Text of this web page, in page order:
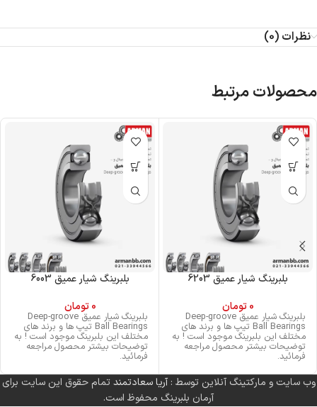
نظرات (0)
محصولات مرتبط
بلبرینگ شیار عمیق 6203
0 تومان
بلبرینگ شیار عمیق Deep-groove
Ball Bearings تیپ ها و برند های
مختلف این بلبرینگ موجود است ! به
توضیحات بیشتر محصول مراجعه
فرمائید.
بلبرینگ شیار عمیق 6003
0 تومان
بلبرینگ شیار عمیق Deep-groove
Ball Bearings تیپ ها و برند های
مختلف این بلبرینگ موجود است ! به
توضیحات بیشتر محصول مراجعه
فرمائید.
وب سایت و مارکتینگ آنلاین توسط :آریا سعادتمندتمام حقوق این سایت برای
آرمان بلبرینگ محفوظ است.